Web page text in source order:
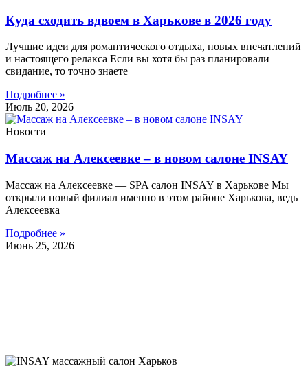
Куда сходить вдвоем в Харькове в 2026 году
Лучшие идеи для романтического отдыха, новых впечатлений
и настоящего релакса Если вы хотя бы раз планировали
свидание, то точно знаете
Подробнее »
Июль 20, 2026
Новости
Массаж на Алексеевке – в новом салоне INSAY
Массаж на Алексеевке — SPA салон INSAY в Харькове Мы
открыли новый филиал именно в этом районе Харькова, ведь
Алексеевка
Подробнее »
Июнь 25, 2026